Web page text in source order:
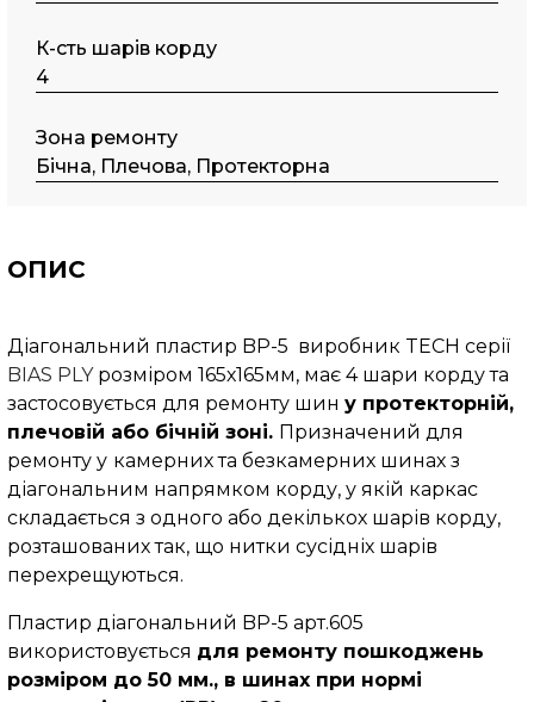
К-сть шарів корду
4
Зона ремонту
Бічна, Плечова, Протекторна
ОПИС
Діагональний пластир BP-5 виробник TECH серії
BIAS PLYрозміром 165х165мм, має 4 шари корду та
застосовується для ремонту шин у протекторній,
плечовій або бічній зоні. Призначений для
ремонту у камерних та безкамерних шинах з
діагональним напрямком корду, у якій каркас
складається з одного або декількох шарів корду,
розташованих так, що нитки сусідніх шарів
перехрещуються.
Пластир діагональний BP-5 арт.605
використовується для ремонту пошкоджень
розміром до 50 мм., в шинах при нормі